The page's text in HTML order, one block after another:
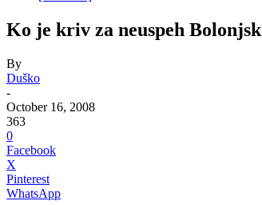
Ko je kriv za neuspeh
By
Duško
-
October 16, 2008
363
0
Facebook
X
Pinterest
WhatsApp